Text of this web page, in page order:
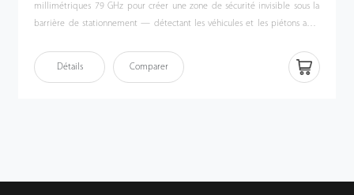
millimétriques 79 GHz pour créer une zone de sécurité invisible sous la
barrière de stationnement — détectant les véhicules et les piétons avec
coûteuses.
Détails
Comparer